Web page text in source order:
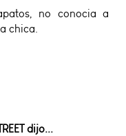
no conocia a
chica.
dijo...